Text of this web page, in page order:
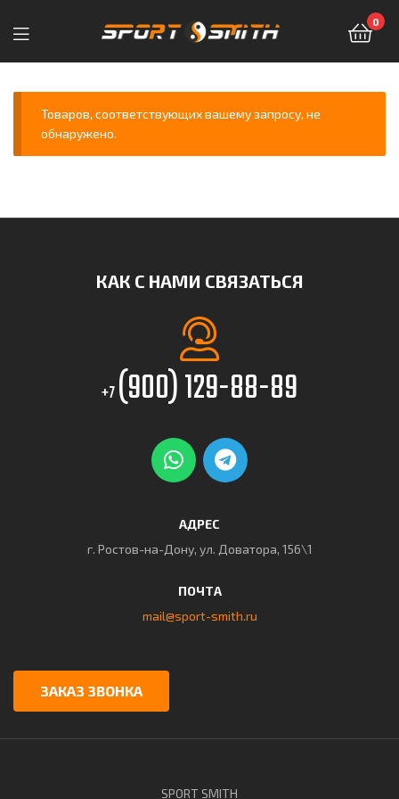
Sport-
Smith
—
спортивных
0
Товаров, соответствующих вашему запросу, не
обнаружено.
КАК С НАМИ СВЯЗАТЬСЯ
+7(900) 129-88-89
АДРЕС
г. Ростов-на-Дону, ул. Доватора, 156\1
ПОЧТА
mail@sport-smith.ru
ЗАКАЗ ЗВОНКА
SPORT SMITH